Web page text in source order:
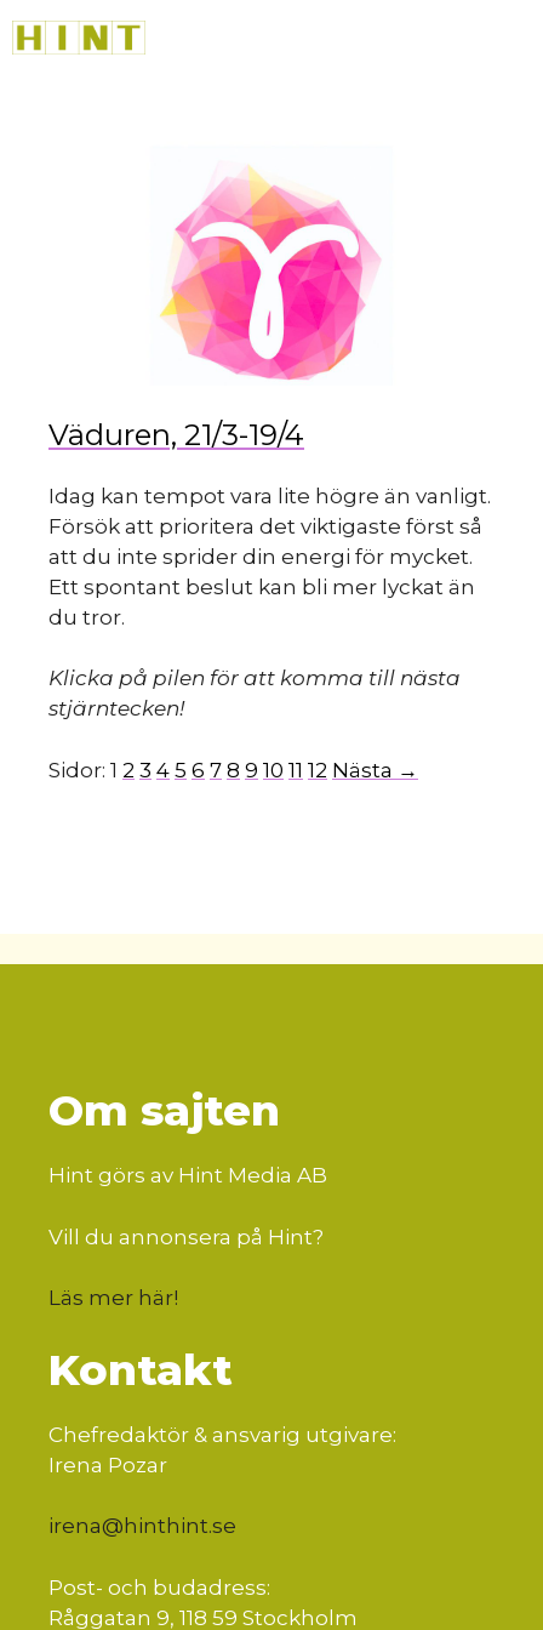
till
Väduren, 21/3-19/4
Idag kan tempot vara lite högre än vanligt.
Försök att prioritera det viktigaste först så
att du inte sprider din energi för mycket.
Ett spontant beslut kan bli mer lyckat än
du tror.
Klicka på pilen för att komma till nästa
stjärntecken!
Sidor: 1 2 3 4 5 6 7 8 9 10 11 12 Nästa →
Om sajten
Hint görs av Hint Media AB
Vill du annonsera på Hint?
Läs mer här!
Kontakt
Chefredaktör & ansvarig utgivare:
Irena Pozar
irena@hinthint.se
Post- och budadress:
Råggatan 9, 118 59 Stockholm